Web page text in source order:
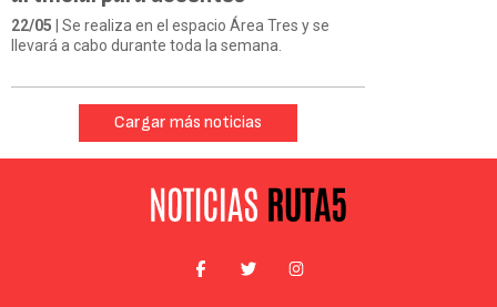
22/05 | Se realiza en el espacio Área Tres y se
llevará a cabo durante toda la semana.
Cargar más noticias